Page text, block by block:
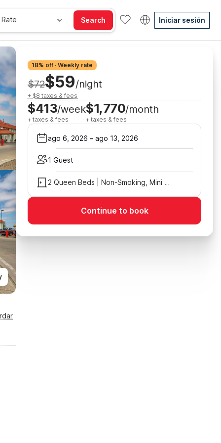
Search Iniciar sesión
18% off · Weekly rate
$72$59/night
+ $8 taxes & fees
$413/week
+ taxes & fees
$1,770/month
+ taxes & fees
ago 6, 2026 – ago 13, 2026
1 Guest
2 Queen Beds | Non-Smoking, Mini Fridge
Continue to book